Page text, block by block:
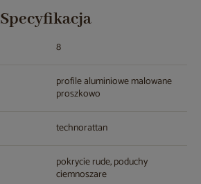
Specyfikacja
8
profile aluminiowe malowane
proszkowo
technorattan
pokrycie rude, poduchy
ciemnoszare